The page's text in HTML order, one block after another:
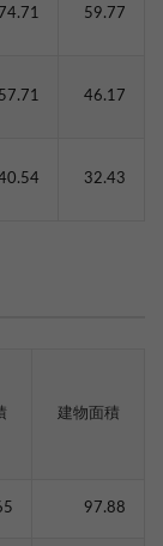
74.71 59.77
57.71 46.17
32.43
建物面積
97.88